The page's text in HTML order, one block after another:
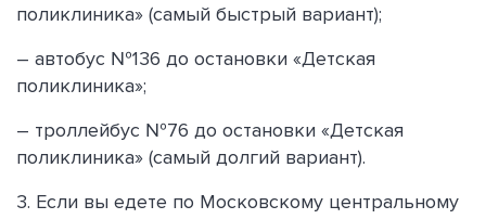
поликлиника» (самый быстрый вариант);
– автобус №136 до остановки «Детская
поликлиника»;
– троллейбус №76 до остановки «Детская
поликлиника» (самый долгий вариант).
3. Если вы едете по Московскому центральному